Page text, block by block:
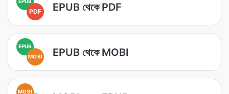
PDF EPUB থেকে PDF
EPUB
MOBI
EPUB থেকে MOBI
MOBI